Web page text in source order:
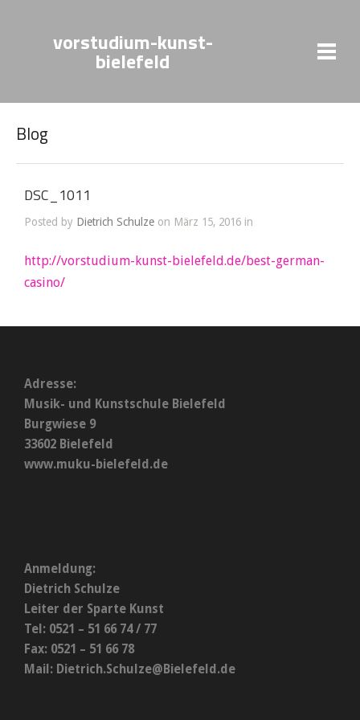
vorstudium-kunst-
bielefeld
Blog
DSC_1011
Posted by Dietrich Schulze on März 15, 2016 in
http://vorstudium-kunst-bielefeld.de/best-german-
casino/
Adresse:
Musik- und Kunstschule Bielefeld
Burgwiese 9
33602 Bielefeld
www.muku-bielefeld.de
Anmeldung:
Dietrich Schulze
Leiter der Sparte Kunst
Tel: 0521 – 51 66 74 / 77
Fax: 0521 – 51 66 78
Mail: Dietrich.Schulze@Bielefeld.de